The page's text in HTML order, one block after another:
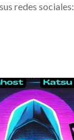
redes sociales: